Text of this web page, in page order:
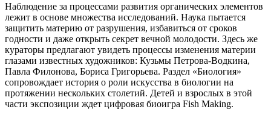
Наблюдение за процессами развития органических элементов
лежит в основе множества исследований. Наука пытается
защитить материю от разрушения, избавиться от сроков
годности и даже открыть секрет вечной молодости. Здесь же
кураторы предлагают увидеть процессы изменения материи
глазами известных художников: Кузьмы Петрова-Водкина,
Павла Филонова, Бориса Григорьева. Раздел «Биология»
сопровождает история о роли искусства в биологии на
протяжении нескольких столетий. Детей и взрослых в этой
части экспозиции ждет цифровая биоигра Fish Making.